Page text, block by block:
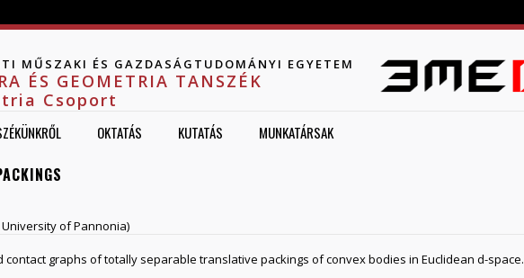
MŰSZAKI ÉS GAZDASÁGTUDOMÁNYI EGYETEM
ÉS GEOMETRIA TANSZÉK
Csoport
OKTATÁS KUTATÁS MUNKATÁRSAK
of Pannonia)
graphs of totally separable translative packings of convex bodies in Euclidean d-space.